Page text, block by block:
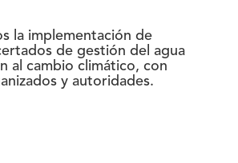
la implementación de
de gestión del agua
al cambio climático, con
y autoridades.